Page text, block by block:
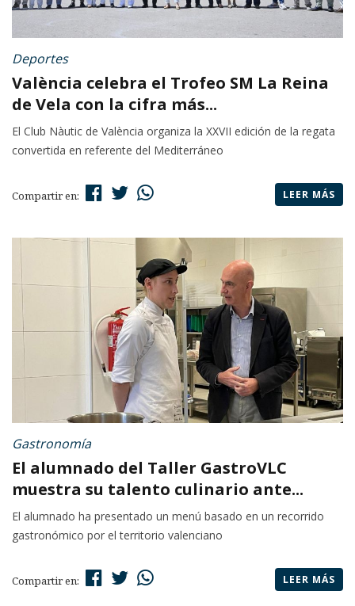
Deportes
València celebra el Trofeo SM La Reina
de Vela con la cifra más...
El Club Nàutic de València organiza la XXVII edición de la regata
convertida en referente del Mediterráneo
Compartir en: LEER MÁS
Gastronomía
El alumnado del Taller GastroVLC
muestra su talento culinario ante...
El alumnado ha presentado un menú basado en un recorrido
gastronómico por el territorio valenciano
Compartir en: LEER MÁS